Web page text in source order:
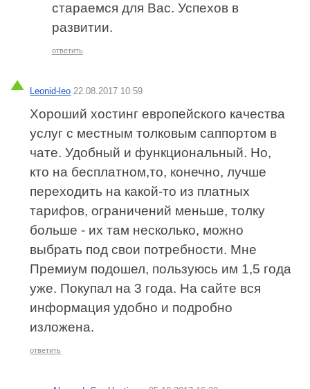
стараемся для Вас. Успехов в
развитии.
ответить
Leonid-leo 22.08.2017 10:59
Хороший хостинг европейского качества
услуг с местным толковым саппортом в
чате. Удобный и функциональный. Но,
кто на бесплатном,то, конечно, лучше
переходить на какой-то из платных
тарифов, ограничений меньше, толку
больше - их там несколько, можно
выбрать под свои потребности. Мне
Премиум подошел, пользуюсь им 1,5 года
уже. Покупал на 3 года. На сайте вся
информация удобно и подробно
изложена.
ответить